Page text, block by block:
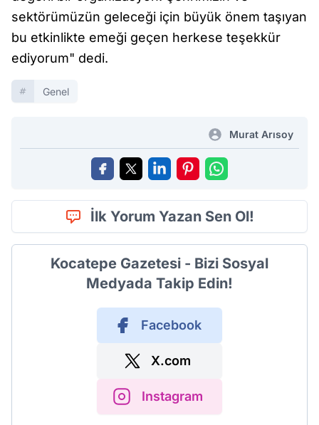
sektörümüzün geleceği için büyük önem taşıyan
bu etkinlikte emeği geçen herkese teşekkür
ediyorum" dedi.
Genel
Murat Arısoy
İlk Yorum Yazan Sen Ol!
Kocatepe Gazetesi - Bizi Sosyal
Medyada Takip Edin!
Facebook
X.com
Instagram